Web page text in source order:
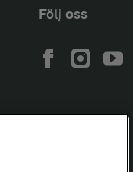
Följ oss